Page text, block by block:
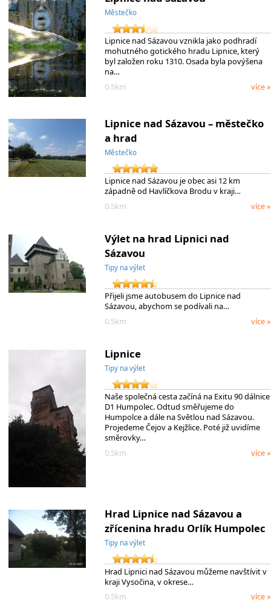
Městečko
Lipnice nad Sázavou vznikla jako podhradí
mohutného gotického hradu Lipnice, který
byl založen roku 1310. Osada byla povýšena
na…
0.5km
více »
Lipnice nad Sázavou – městečko
a hrad
Městečko
Lipnice nad Sázavou je obec asi 12 km
západně od Havlíčkova Brodu v kraji…
0.5km
více »
Výlet na hrad Lipnici nad
Sázavou
Tipy na výlet
Přijeli jsme autobusem do Lipnice nad
Sázavou, abychom se podívali na…
0.5km
více »
Lipnice
Tipy na výlet
Naše společná cesta začíná na Exitu 90 dálnice
D1 Humpolec. Odtud směřujeme do
Humpolce a dále na Světlou nad Sázavou.
Projedeme Čejov a Kejžlice. Poté již uvidíme
směrovky…
0.5km
více »
Hrad Lipnice nad Sázavou a
zřícenina hradu Orlík Humpolec
Tipy na výlet
Hrad Lipnici nad Sázavou můžeme navštívit v
kraji Vysočina, v okrese…
0.5km
více »